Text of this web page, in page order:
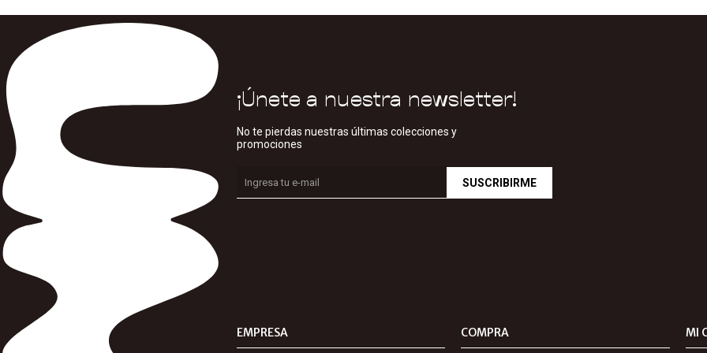
EMPRESA COMPRA MI
¡Únete a nuestra newsletter!
No te pierdas nuestras últimas colecciones y
promociones
SUSCRIBIRME